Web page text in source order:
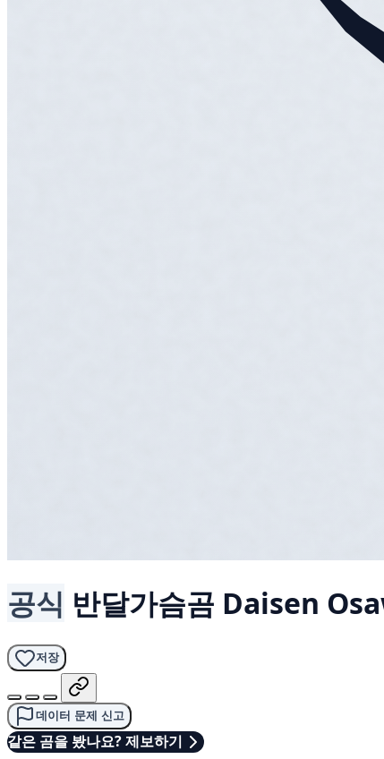
공식 반달가슴곰 Daisen
저장
데이터 문제 신고
같은 곰을 봤나요? 제보하기